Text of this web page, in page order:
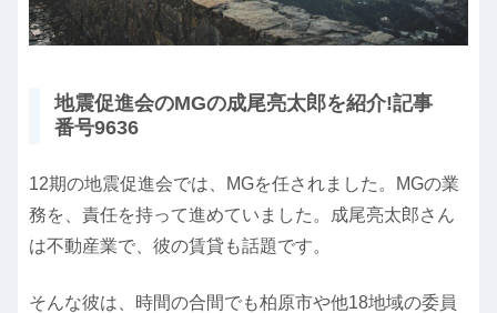
地震促進会のMGの成尾亮太郎を紹介!記事
番号9636
12期の地震促進会では、MGを任されました。MGの業
務を、責任を持って進めていました。成尾亮太郎さん
は不動産業で、彼の賃貸も話題です。
そんな彼は、時間の合間でも柏原市や他18地域の委員